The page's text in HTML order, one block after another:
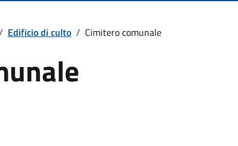
Edificio di culto / Cimitero comunale